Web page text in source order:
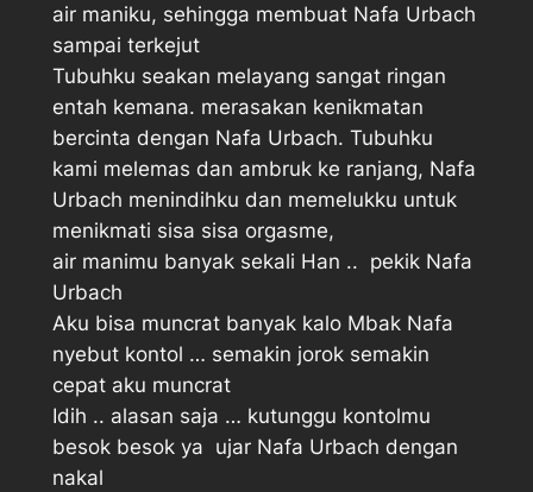
air maniku, sehingga membuat Nafa Urbach
sampai terkejut
Tubuhku seakan melayang sangat ringan
entah kemana. merasakan kenikmatan
bercinta dengan Nafa Urbach. Tubuhku
kami melemas dan ambruk ke ranjang, Nafa
Urbach menindihku dan memelukku untuk
menikmati sisa sisa orgasme,
air manimu banyak sekali Han ..  pekik Nafa
Urbach
Aku bisa muncrat banyak kalo Mbak Nafa
nyebut kontol … semakin jorok semakin
cepat aku muncrat 
Idih .. alasan saja … kutunggu kontolmu
besok besok ya  ujar Nafa Urbach dengan
nakal